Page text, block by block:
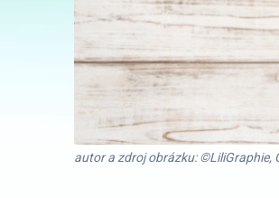
autor a zdroj obrázku: ©LiliGraphie,